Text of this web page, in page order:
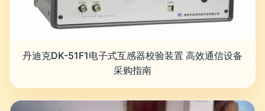
丹迪克DK-51F1电子式互感器校验装置 高效通信设备
采购指南